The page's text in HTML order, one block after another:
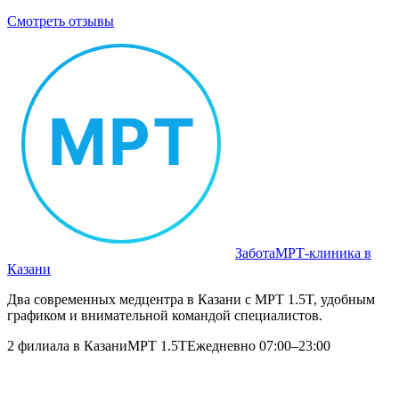
Смотреть отзывы
ЗаботаМРТ‑клиника в
Казани
Два современных медцентра в Казани с МРТ 1.5T, удобным
графиком и внимательной командой специалистов.
2 филиала в КазаниМРТ 1.5TЕжедневно 07:00–23:00